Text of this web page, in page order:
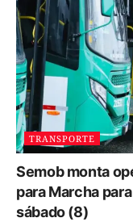
TRANSPORTE
Semob monta
para Marcha
sábado (8)